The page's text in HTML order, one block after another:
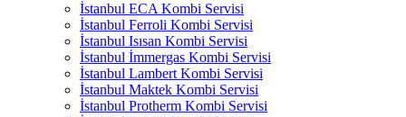
İstanbul ECA Kombi Servisi
İstanbul Ferroli Kombi Servisi
İstanbul Isısan Kombi Servisi
İstanbul İmmergas Kombi Servisi
İstanbul Lambert Kombi Servisi
İstanbul Maktek Kombi Servisi
İstanbul Protherm Kombi Servisi